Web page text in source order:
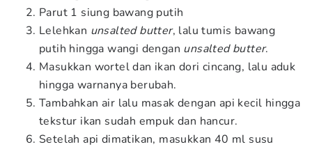
Parut 1 siung bawang putih
Lelehkan unsalted butter, lalu tumis bawang
putih hingga wangi dengan unsalted butter.
Masukkan wortel dan ikan dori cincang, lalu aduk
hingga warnanya berubah.
Tambahkan air lalu masak dengan api kecil hingga
tekstur ikan sudah empuk dan hancur.
Setelah api dimatikan, masukkan 40 ml susu